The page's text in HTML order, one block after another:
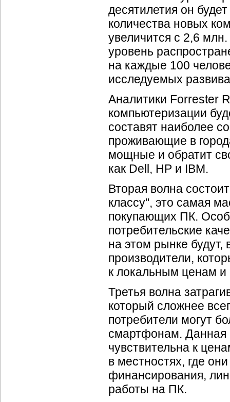
десятилетия он
количества новых
увеличится с 2,6
уровень
на каждые 100
исследуемых
Аналитики Forrester
компьютеризации
составят наиболее
проживающие в
мощные и обратит
как Dell, HP и IBM.
Вторая волна
классу", это самая
покупающих ПК.
потребительские
на этом рынке будут,
производители,
к локальным ценам
Третья волна
который сложнее
потребители могут
смартфонам. Данная
чувствительна к
в местностях, где
финансирования,
работы на ПК.